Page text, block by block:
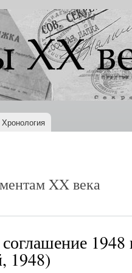
Перейти к
основному
содержанию
Хронология
XX века
1948
1948)